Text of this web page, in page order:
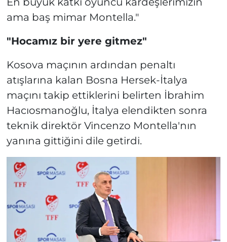
ama baş mimar Montella."
"Hocamız bir yere gitmez"
Kosova maçının ardından penaltı
atışlarına kalan Bosna Hersek-İtalya
maçını takip ettiklerini belirten İbrahim
Hacıosmanoğlu, İtalya elendikten sonra
teknik direktör Vincenzo Montella'nın
yanına gittiğini dile getirdi.